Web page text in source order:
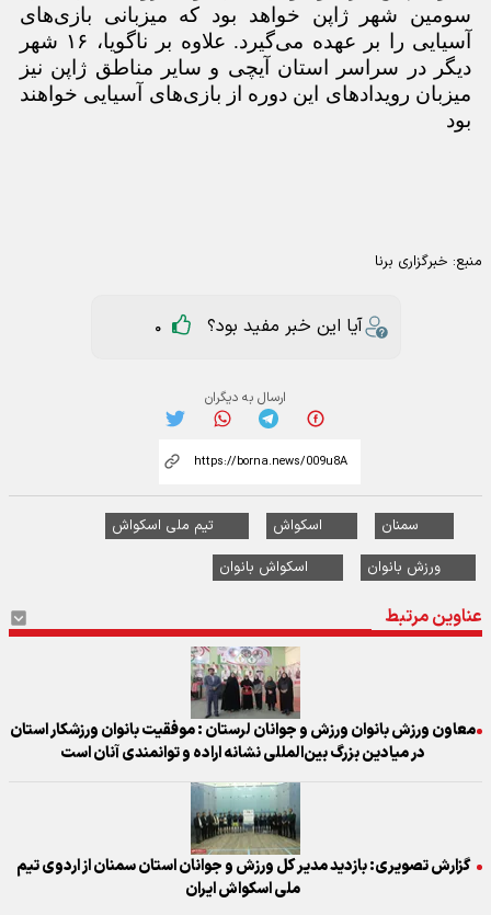
سومین شهر ژاپن خواهد بود که میزبانی بازیهای
آسیایی را بر عهده می
گیرد. علاوه بر ناگویا، ۱۶ شهر
دیگر در سراسر استان آیچی و سایر مناطق ژاپن نیز
میزبان رویدادهای این دوره از بازیهای آسیایی خواهند
بود
منبع: خبرگزاری برنا
آیا این خبر مفید بود؟ 0
ارسال به دیگران
سمنان اسکواش
تیم ملی اسکواش
ورزش بانوان
اسکواش بانوان
عناوین مرتبط
معاون ورزش بانوان ورزش و جوانان لرستان : موفقیت بانوان ورزشکار استان
در میادین بزرگ بین‌المللی نشانه اراده و توانمندی آنان است
گزارش تصویری: بازدید مدیر کل ورزش و جوانان استان سمنان از اردوی تیم
ملی اسکواش ایران